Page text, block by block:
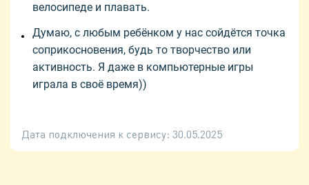
велосипеде и плавать.
Думаю, с любым ребёнком у нас сойдётся точка
соприкосновения, будь то творчество или
активность. Я даже в компьютерные игры
играла в своё время))
Дата подключения к сервису: 30.05.2025